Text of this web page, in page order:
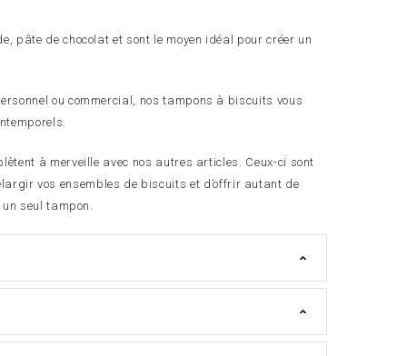
pâte de chocolat et sont le moyen idéal pour créer un
ou commercial, nos tampons à biscuits vous
à merveille avec nos autres articles. Ceux-ci sont
vos ensembles de biscuits et d’offrir autant de
seul tampon.